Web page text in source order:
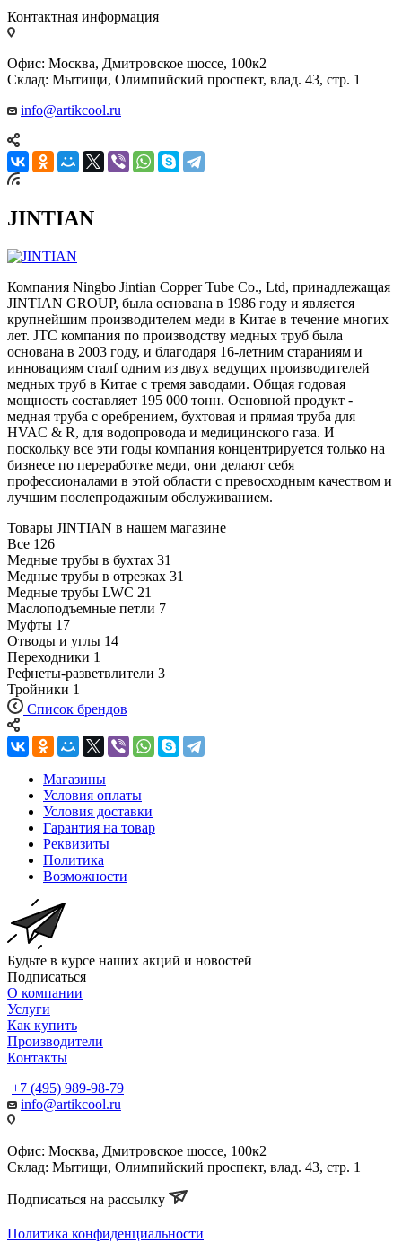
Контактная информация
Офис: Москва, Дмитровское шоссе, 100к2
Склад: Мытищи, Олимпийский проспект, влад. 43, стр. 1
info@artikcool.ru
JINTIAN
Компания Ningbo Jintian Copper Tube Co., Ltd, принадлежащая
JINTIAN GROUP, была основана в 1986 году и является
крупнейшим производителем меди в Китае в течение многих
лет. JTC компания по производству медных труб была
основана в 2003 году, и благодаря 16-летним стараниям и
инновациям сталf одним из двух ведущих производителей
медных труб в Китае с тремя заводами. Общая годовая
мощность составляет 195 000 тонн. Основной продукт -
медная труба с оребрением, бухтовая и прямая труба для
HVAC & R, для водопровода и медицинского газа. И
поскольку все эти годы компания концентрируется только на
бизнесе по переработке меди, они делают себя
профессионалами в этой области с превосходным качеством и
лучшим послепродажным обслуживанием.
Товары JINTIAN в нашем магазине
Все 126
Медные трубы в бухтах 31
Медные трубы в отрезках 31
Медные трубы LWC 21
Маслоподъемные петли 7
Муфты 17
Отводы и углы 14
Переходники 1
Рефнеты-разветвлители 3
Тройники 1
Список брендов
Магазины
Условия оплаты
Условия доставки
Гарантия на товар
Реквизиты
Политика
Возможности
Будьте в курсе наших акций и новостей
Подписаться
О компании
Услуги
Как купить
Производители
Контакты
+7 (495) 989-98-79
info@artikcool.ru
Офис: Москва, Дмитровское шоссе, 100к2
Склад: Мытищи, Олимпийский проспект, влад. 43, стр. 1
Подписаться на рассылку
Политика конфиденциальности